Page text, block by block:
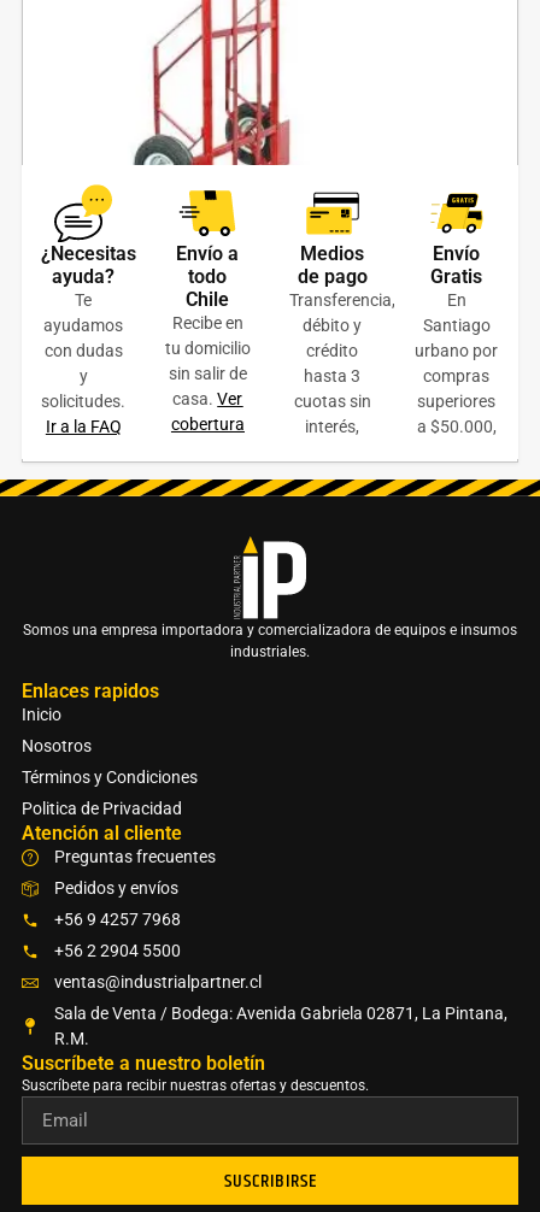
Carro yegua acero 400 kilos
$109.000 + IVA
AÑADIR AL CARRITO
COTIZAR ONLINE
¿Necesitas
ayuda?
Te
ayudamos
con dudas
y
solicitudes.
Ir a la FAQ
Envío a
todo
Chile
Recibe en
tu domicilio
sin salir de
casa.Ver
cobertura
Medios
de pago
Transferencia,
débito y
crédito
hasta 3
cuotas sin
interés,
Envío
Gratis
En
Santiago
urbano por
compras
superiores
a $50.000,
Somos una empresa importadora y comercializadora de equipos e insumos
industriales.
Enlaces rapidos
Inicio
Nosotros
Términos y Condiciones
Politica de Privacidad
Atención al cliente
Preguntas frecuentes
Pedidos y envíos
+56 9 4257 7968
+56 2 2904 5500
ventas@industrialpartner.cl
Sala de Venta / Bodega: Avenida Gabriela 02871, La Pintana,
R.M.
Suscríbete a nuestro boletín​
Suscríbete para recibir nuestras ofertas y descuentos.
SUSCRIBIRSE